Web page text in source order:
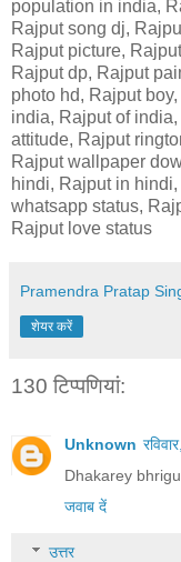
population in india,
Rajput song dj,
Rajput picture,
Rajput dp, Rajput
photo hd, Rajput
india, Rajput of
attitude, Rajput
Rajput wallpaper
hindi, Rajput in
whatsapp status,
Rajput love status
Pramendra Pratap
शेयर करें
130 टिप्‍पणियां:
Unknown
Dhakarey
जवाब दें
उत्तर